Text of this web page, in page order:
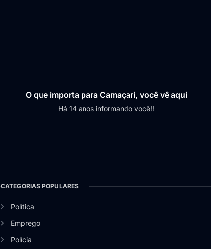
O que importa para Camaçari, você vê aqui
Há 14 anos informando você!!
CATEGORIAS POPULARES
Política
Emprego
Polícia